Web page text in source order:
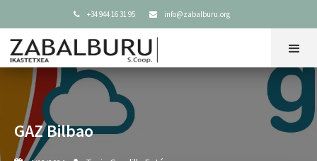
 +34 944 16 31 95  info@zabalburu.org
GAZ Bilbao